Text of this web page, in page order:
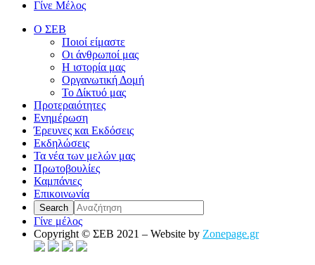
Γίνε Μέλος
Ο ΣΕΒ
Ποιοί είμαστε
Οι άνθρωποί μας
Η ιστορία μας
Οργανωτική Δομή
Το Δίκτυό μας
Προτεραιότητες
Ενημέρωση
Έρευνες και Εκδόσεις
Εκδηλώσεις
Τα νέα των μελών μας
Πρωτοβουλίες
Καμπάνιες
Επικοινωνία
Γίνε μέλος
Copyright © ΣΕΒ 2021 – Website by Zonepage.gr